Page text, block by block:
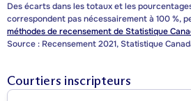
Des écarts dans les totaux et les
correspondent pas nécessairement à 100 %,
méthodes de recensement de Statistique
Source : Recensement 2021, Statistique
Courtiers inscripteurs